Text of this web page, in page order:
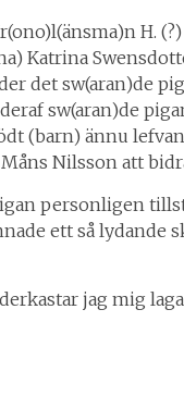
H.
Katrina
det sw(aran)de
sw(aran)de
(barn) ännu
Nilsson att
personligen
ett så lydande
jag mig